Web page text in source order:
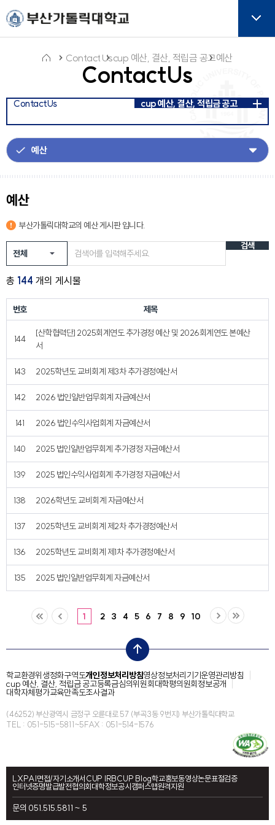
주메뉴로 가기
본문으로 가기
하단으로 가기
ContactUs
아
이
콘
ContactUscup 예산, 결산, 적립금 공고예산
ContactUs cup 예산, 결산, 적립금 공고
예산
부산가톨릭대학교의 예산게시판 입니다.
검색
총 144 개의 게시물
번호 제목
144
[산학협력단] 2025회계연도 추가경정 예산 및 2026회계연도 본예산
서
143 2025학년도 교비회계 제3차 추가경정예산서
142 2026 법인일반업무회계 자금예산서
141 2026 법인수익사업회계 자금예산서
140 2025 법인일반업무회계 추가경정 자금예산서
139 2025 법인수익사업회계 추가경정 자금예산서
138 2026학년도 교비회계 자금예산서
137 2025학년도 교비회계 제2차 추가경정예산서
136 2025학년도 교비회계 제1차 추가경정예산서
135 2025 법인일반업무회계 자금예산서
1 2 3 4 5 6 7 8 9 10
top
학교환경위생정화구역도개인정보처리방침영상정보처리기기운영관리방침
cup 예산, 결산, 적립금 공고등록금심의위원회대학평의원회정보공개
대학자체평가교육만족도조사결과
(46252) 부산광역시 금정구 오륜대로 57 (부곡3동 9번지) 부산가톨릭대학교
TEL : 051-515-5811~5FAX : 051-514-1576
LXPAI면접/자기소개서CUP IRBCUP Blog학교홍보동영상논문표절검증
인터넷증명발급발전협의회대학정보공시캠퍼스맵원격지원
문의 051.515.5811 ~ 5